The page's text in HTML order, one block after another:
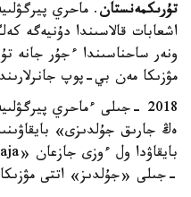
تۇرىكمەنستان
ونەر ساحناسىندا ءجۇر جانە
مۋزىكا مەن بي-پوپ
2018 -جىلى ءماحري
ەڭ جارىق جۇلدىزى»
-جىلى «جۇلدىز» اتتى